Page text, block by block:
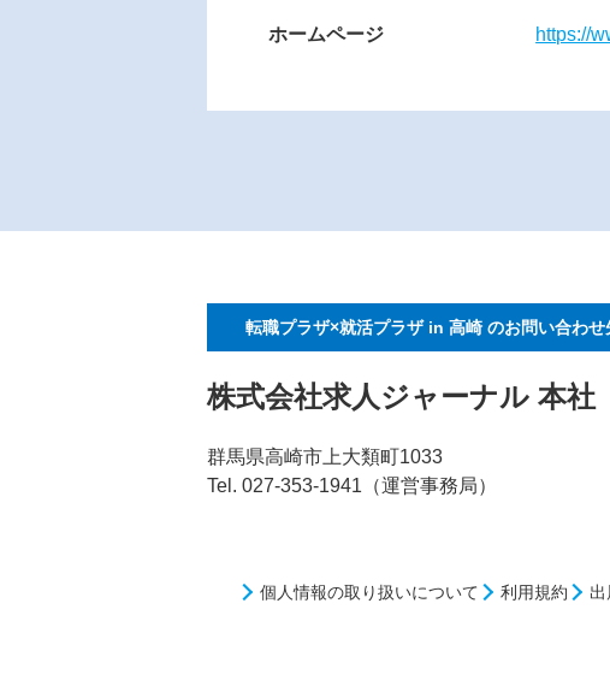
ホームページ https://
転職プラザ×就活プラザ in 高崎 のお問い合わせ
株式会社求人ジャーナル 本社
群馬県高崎市上大類町1033
Tel. 027-353-1941（運営事務局）
個人情報の取り扱いについて 利用規約